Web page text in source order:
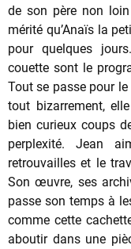
de son père non
mérité qu’Anaïs la
pour quelques
couette sont le
Tout se passe pour
tout bizarrement,
bien curieux coups
perplexité. Jean
retrouvailles et le
Son œuvre, ses
passe son temps à
comme cette
aboutir dans une